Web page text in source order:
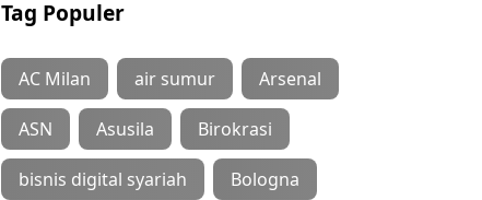
Tag Populer
AC Milan air sumur Arsenal
ASN Asusila Birokrasi
bisnis digital syariah Bologna